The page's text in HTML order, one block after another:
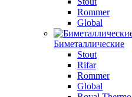
Rommer
Global
Биметаллические
Stout
Rifar
Rommer
Global